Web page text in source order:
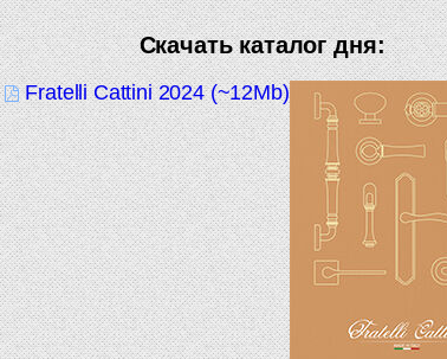
Скачать каталог дня:
Fratelli Cattini 2024 (~12Mb)